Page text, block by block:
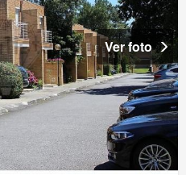
Ver foto